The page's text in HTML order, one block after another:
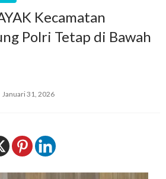
Kecamatan
Polri Tetap di Bawah
Januari 31, 2026